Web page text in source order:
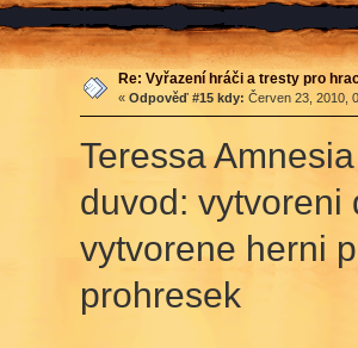
Re: Vyřazení hráči a tresty pro
« Odpověď #15 kdy: Červen 23, 2010,
Teressa
duvod: vytvoreni
vytvorene herni
prohresek